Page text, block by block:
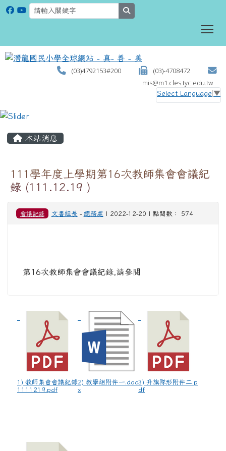
(03)4792153#200
(03)-4708472
mis@m1.cles.tyc.edu.tw
Select Language ▼
本站消息
111學年度上學期第16次教師集會會議紀
錄 (111.12.19 )
會議記錄 文書組長 - 總務處 | 2022-12-20 | 點閱數： 574
第16次教師集會會議紀錄,請參閱
1) 教師集會會議紀錄
1111219.pdf
2) 教學組附件一.doc
x
3) 升旗隊形附件二.p
df